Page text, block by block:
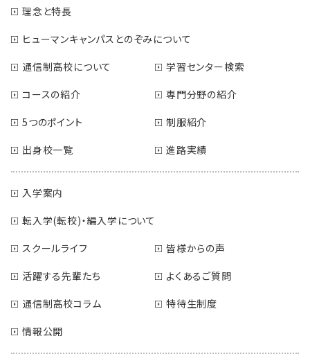
理念と特長
ヒューマンキャンパスとのぞみについて
通信制高校について
学習センター検索
コースの紹介
専門分野の紹介
5つのポイント
制服紹介
出身校一覧
進路実績
入学案内
転入学(転校)・編入学について
スクールライフ
皆様からの声
活躍する先輩たち
よくあるご質問
通信制高校コラム
特待生制度
情報公開